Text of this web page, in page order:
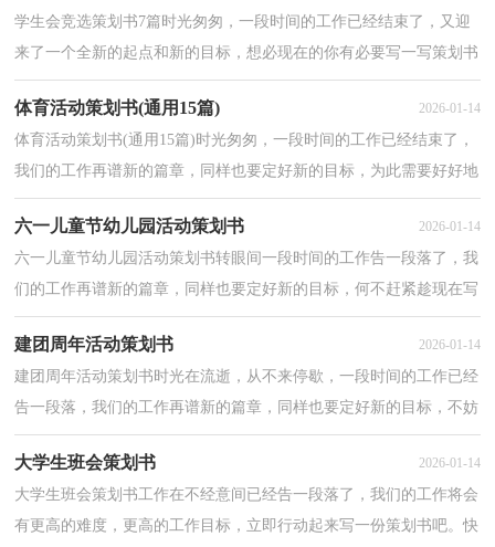
学生会竞选策划书7篇时光匆匆，一段时间的工作已经结束了，又迎
来了一个全新的起点和新的目标，想必现在的你有必要写一写策划书
了。策划书怎么写才合适呢？下面是小编帮大家整理的...
体育活动策划书(通用15篇) 2026-01-14
体育活动策划书(通用15篇)时光匆匆，一段时间的工作已经结束了，
我们的工作再谱新的篇章，同样也要定好新的目标，为此需要好好地
进行策划，写一份策划书了。你知道写策划书需要注意哪...
六一儿童节幼儿园活动策划书 2026-01-14
六一儿童节幼儿园活动策划书转眼间一段时间的工作告一段落了，我
们的工作再谱新的篇章，同样也要定好新的目标，何不赶紧趁现在写
写策划书。好的策划书是什么样的呢？以下是小编收集...
建团周年活动策划书 2026-01-14
建团周年活动策划书时光在流逝，从不来停歇，一段时间的工作已经
告一段落，我们的工作再谱新的篇章，同样也要定好新的目标，不妨
坐下来好好写写策划书吧。那么如何把策划书做到重点突...
大学生班会策划书 2026-01-14
大学生班会策划书工作在不经意间已经告一段落了，我们的工作将会
有更高的难度，更高的工作目标，立即行动起来写一份策划书吧。快